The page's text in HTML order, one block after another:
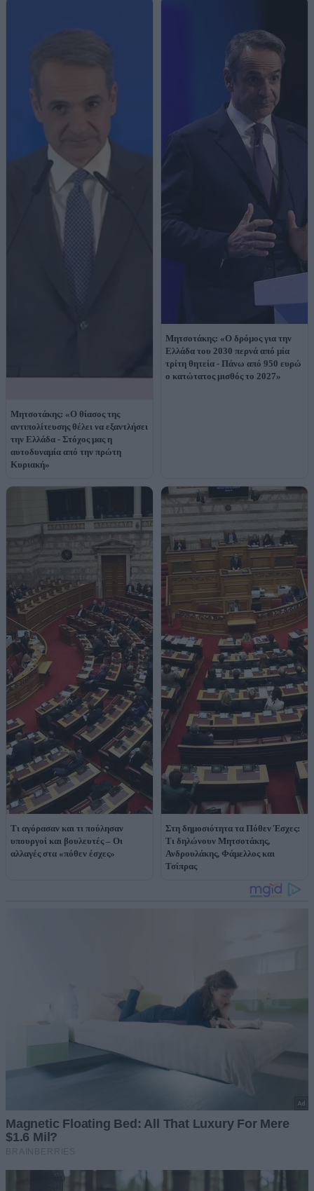
Μητσοτάκης: «Ο θίασος της
αντιπολίτευσης θέλει να εξαντλήσει
την Ελλάδα - Στόχος μας η
αυτοδυναμία από την πρώτη
Κυριακή»
Μητσοτάκης: «Ο δρόμος για την
Ελλάδα του 2030 περνά από μία
τρίτη θητεία - Πάνω από 950 ευρώ
ο κατώτατος μισθός το 2027»
Τι αγόρασαν και τι πούλησαν
υπουργοί και βουλευτές – Οι
αλλαγές στα «πόθεν έσχες»
Στη δημοσιότητα τα Πόθεν Έσχες:
Tι δηλώνουν Μητσοτάκης,
Ανδρουλάκης, Φάμελλος και
Τσίπρας